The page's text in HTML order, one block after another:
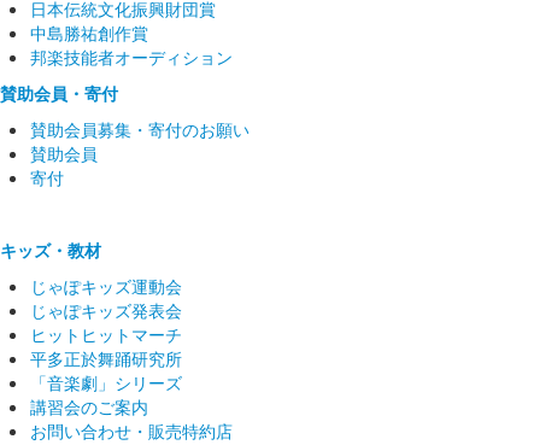
日本伝統文化振興財団賞
中島勝祐創作賞
邦楽技能者オーディション
賛助会員・寄付
賛助会員募集・寄付のお願い
賛助会員
寄付
キッズ・教材
じゃぽキッズ運動会
じゃぽキッズ発表会
ヒットヒットマーチ
平多正於舞踊研究所
「音楽劇」シリーズ
講習会のご案内
お問い合わせ・販売特約店